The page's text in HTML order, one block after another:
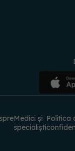
Medici și
specialiști
Politica